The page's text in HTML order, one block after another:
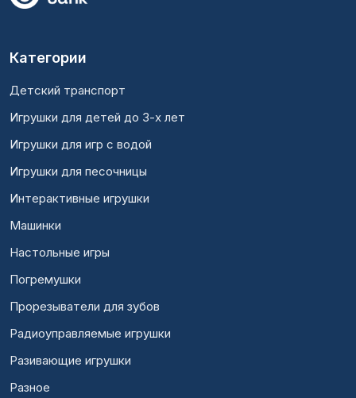
Категории
Детский транспорт
Игрушки для детей до 3-х лет
Игрушки для игр с водой
Игрушки для песочницы
Интерактивные игрушки
Машинки
Настольные игры
Погремушки
Прорезыватели для зубов
Радиоуправляемые игрушки
Разивающие игрушки
Разное